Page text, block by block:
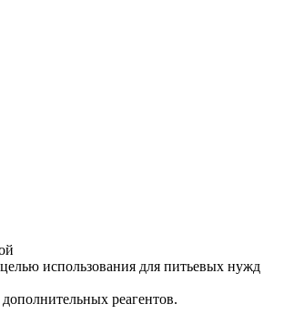
использования для питьевых нужд
реагентов.